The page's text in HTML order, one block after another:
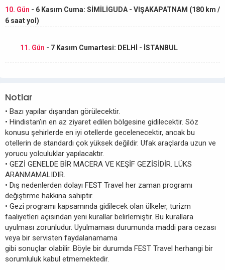
10. Gün - 6 Kasım Cuma: SİMİLİGUDA - VIŞAKAPATNAM (180 km /
6 saat yol)
11. Gün - 7 Kasım Cumartesi: DELHİ - İSTANBUL
Notlar
• Bazı yapılar dışarıdan görülecektir.
• Hindistan’ın en az ziyaret edilen bölgesine gidilecektir. Söz
konusu şehirlerde en iyi otellerde gecelenecektir, ancak bu
otellerin de standardı çok yüksek değildir. Ufak araçlarda uzun ve
yorucu yolculuklar yapılacaktır.
• GEZİ GENELDE BİR MACERA VE KEŞİF GEZİSİDİR. LÜKS
ARANMAMALIDIR.
• Dış nedenlerden dolayı FEST Travel her zaman programı
değiştirme hakkına sahiptir.
• Gezi programı kapsamında gidilecek olan ülkeler, turizm
faaliyetleri açısından yeni kurallar belirlemiştir. Bu kurallara
uyulması zorunludur. Uyulmaması durumunda maddi para cezası
veya bir servisten faydalanamama
gibi sonuçlar olabilir. Böyle bir durumda FEST Travel herhangi bir
sorumluluk kabul etmemektedir.